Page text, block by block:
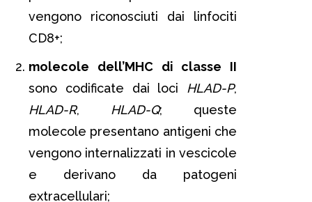
vengono riconosciuti dai linfociti
CD8+;
molecole dell’MHC di classe II
sono codificate dai loci HLAD-P,
HLAD-R, HLAD-Q; queste
molecole presentano antigeni che
vengono internalizzati in vescicole
e derivano da patogeni
extracellulari;